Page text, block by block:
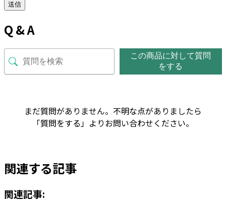
Q & A
この商品に対して質問
をする
まだ質問がありません。不明な点がありましたら
「質問をする」よりお問い合わせください。
関連する記事
関連記事: